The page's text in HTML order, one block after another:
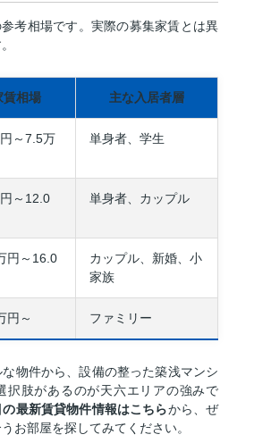
考相場です。実際の募集家賃とは異
賃相場 主な入居者層
～7.5万
単身者、学生
～12.0
単身者、カップル
円～16.0
カップル、新婚、小
家族
円～ ファミリー
物件から、設備の整った築浅マンシ
択肢があるのが天六エリアの強みで
最新賃貸物件情報はこちらから、ぜ
お部屋を探してみてください。